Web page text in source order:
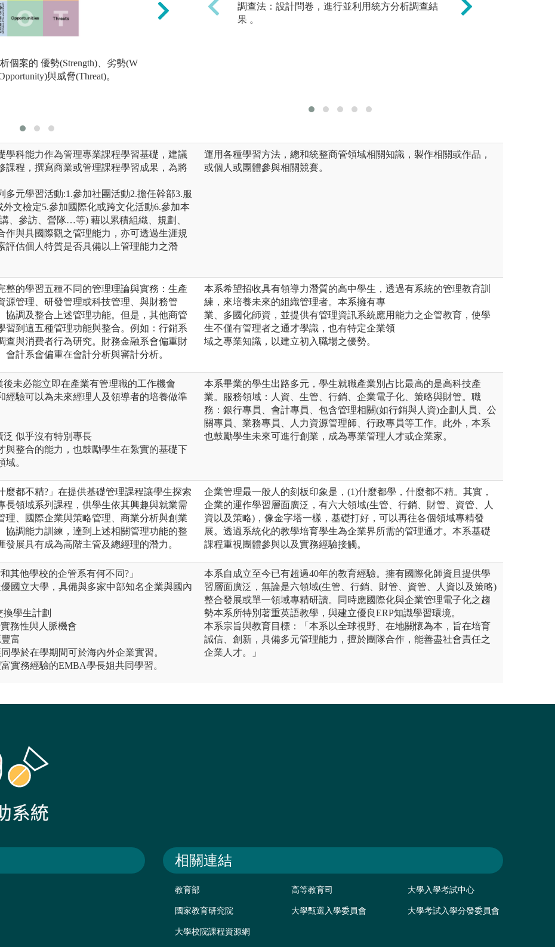
個案的 優勢(Strength)、劣勢(W
與威脅(Threat)。
調查法：設計問卷，進行並利用統方分析調查結
果 。
學科能力作為管理專業課程學習基礎，建議
課程，撰寫商業或管理課程學習成果，為將
多元學習活動:1.參加社團活動2.擔任幹部3.服
文檢定5.參加國際化或跨文化活動6.參加本
、參訪、營隊…等) 藉以累積組織、規劃、
作與具國際觀之管理能力，亦可透過生涯規
評估個⼈特質是否具備以上管理能力之潛
運用各種學習方法，總和統整商管領域相關知識，製作相關或作品，
或個人或團體參與相關競賽。
整的學習五種不同的管理理論與實務：生產
源管理、研發管理或科技管理、與財務管
協調及整合上述管理功能。但是，其他商管
習到這五種管理功能與整合。例如：行銷系
查與消費者行為研究。財務金融系會偏重財
計系會偏重在會計分析與審計分析。
本系希望招收具有領導力潛質的高中學生，透過有系統的管理教育訓
練，來培養未來的組織管理者。本系擁有專
業、多國化師資，並提供有管理資訊系統應用能力之企管教育，使學
生不僅有管理者之通才學識，也有特定企業領
域之專業知識，以建立初入職場之優勢。
後未必能立即在產業有管理職的工作機會
經驗可以為未來經理人及領導者的培養做準
泛 似乎沒有特別專長
與整合的能力，也鼓勵學生在紮實的基礎下
。
本系畢業的學生出路多元，學生就職產業別占比最高的是高科技產
業。服務領域：人資、生管、行銷、企業電子化、策略與財管。職
務：銀行專員、會計專員、包含管理相關(如行銷與人資)企劃人員、公
關專員、業務專員、人力資源管理師、行政專員等工作。此外，本系
也鼓勵學生未來可進行創業，成為專業管理人才或企業家。
麼都不精?」在提供基礎管理課程讓學生探索
長領域系列課程，供學生依其興趣與就業需
理、國際企業與策略管理、商業分析與創業
協調能力訓練，達到上述相關管理功能的整
發展具有成為高階主管及總經理的潛力。
企業管理最一般人的刻板印象是，(1)什麼都學，什麼都不精。其實，
企業的運作學習層面廣泛，有六大領域(生管、行銷、財管、資管、人
資以及策略)，像金字塔一樣，基礎打好，可以再往各個領域專精發
展。透過系統化的教學培育學生為企業界所需的管理通才。本系基礎
課程重視團體參與以及實務經驗接觸。
其他學校的企管系有何不同?」
國立大學，具備與多家中部知名企業與國內
學生計劃
務性與人脈機會
富
學於在學期間可於海內外企業實習。
實務經驗的EMBA學長姐共同學習。
本系自成立至今已有超過40年的教育經驗。擁有國際化師資且提供學
習層面廣泛，無論是六領域(生管、行銷、財管、資管、人資以及策略)
整合發展或單一領域專精研讀。同時應國際化與企業管理電子化之趨
勢本系所特別著重英語教學，與建立優良ERP知識學習環境。
本系宗旨與教育目標：「本系以全球視野、在地關懷為本，旨在培育
誠信、創新，具備多元管理能力，擅於團隊合作，能善盡社會責任之
企業人才。」
相關連結
教育部 高等教育司 大學入學考試中心
國家教育研究院 大學甄選入學委員會 大學考試入學分發委員會
大學校院課程資源網